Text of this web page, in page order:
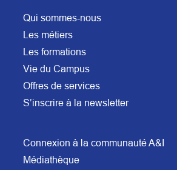
Qui sommes-nous
Les métiers
Les formations
Vie du Campus
Offres de services
S’inscrire à la newsletter
Connexion à la communauté A&I
Médiathèque